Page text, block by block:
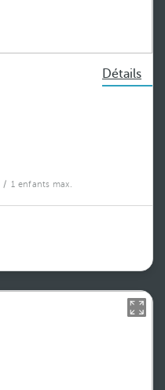
Détails
/ 1 enfants max.